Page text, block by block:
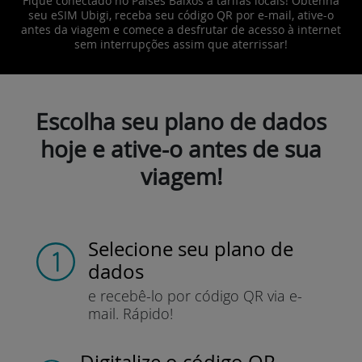
seu eSIM Ubigi, receba seu código QR por e-mail, ative-o
antes da viagem e comece a desfrutar de acesso à internet
sem interrupções assim que aterrissar!
Escolha seu plano de dados
hoje e ative-o antes de sua
viagem!
Selecione seu plano de
dados
e recebê-lo por código QR via e-
mail. Rápido!